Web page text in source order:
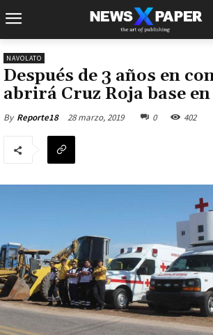
NAVOLATO
Después de 3 años en
abrirá Cruz Roja base
By Reporte18 28 marzo, 2019 0 402